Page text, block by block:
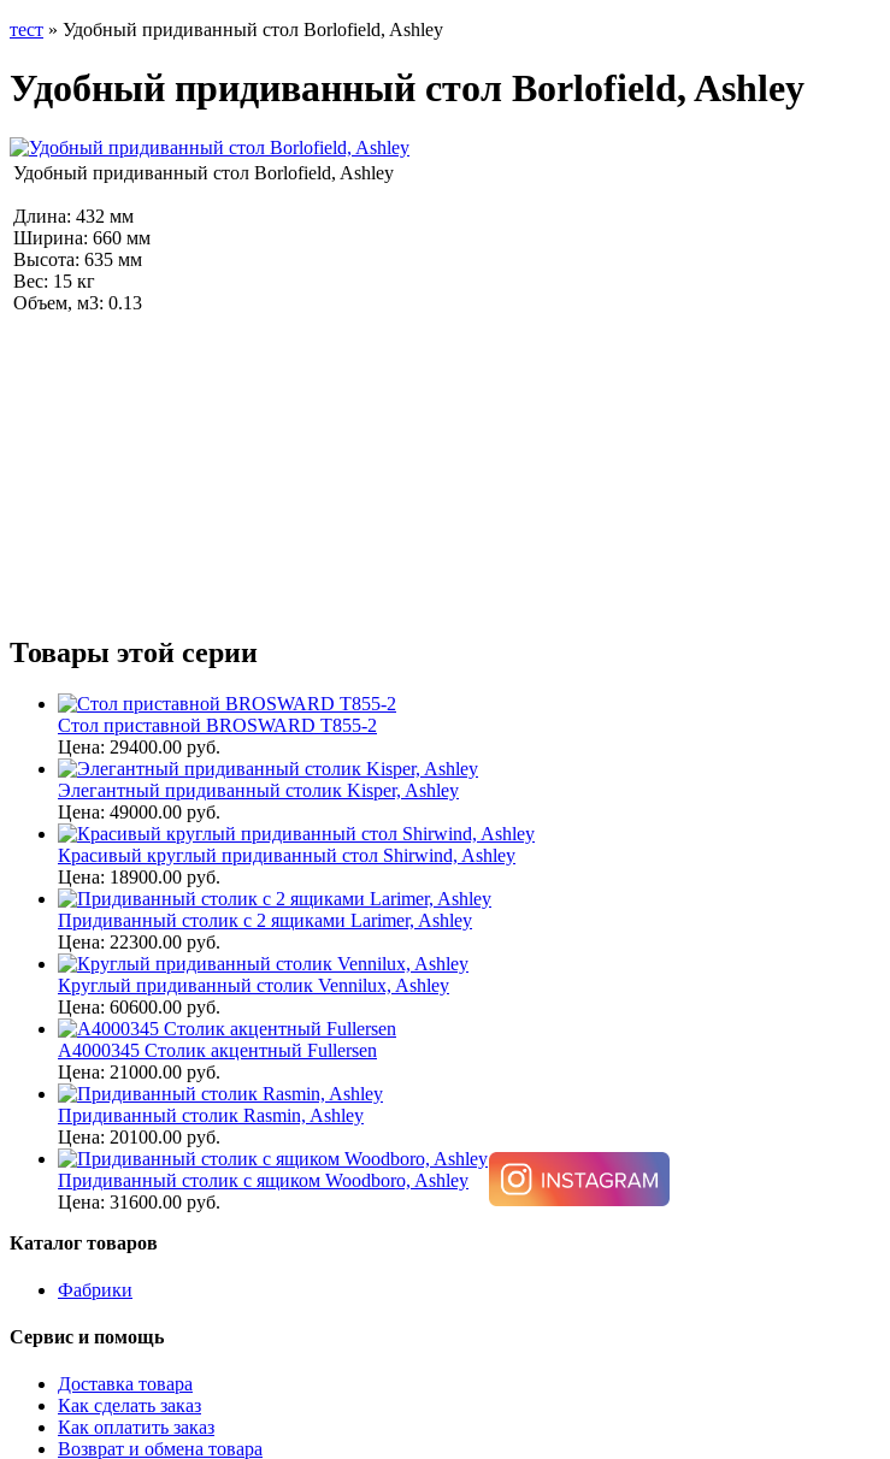
тест » Удобный придиванный стол Borlofield, Ashley
Удобный придиванный стол Borlofield, Ashley
Удобный придиванный стол Borlofield, Ashley
Длина: 432 мм
Ширина: 660 мм
Высота: 635 мм
Вес: 15 кг
Объем, м3: 0.13
Товары этой серии
Стол приставной BROSWARD T855-2
Цена: 29400.00 руб.
Элегантный придиванный столик Kisper, Ashley
Цена: 49000.00 руб.
Красивый круглый придиванный стол Shirwind, Ashley
Цена: 18900.00 руб.
Придиванный столик c 2 ящиками Larimer, Ashley
Цена: 22300.00 руб.
Круглый придиванный столик Vennilux, Ashley
Цена: 60600.00 руб.
A4000345 Столик акцентный Fullersen
Цена: 21000.00 руб.
Придиванный столик Rasmin, Ashley
Цена: 20100.00 руб.
Придиванный столик с ящиком Woodboro, Ashley
Цена: 31600.00 руб.
Каталог товаров
Фабрики
Сервис и помощь
Доставка товара
Как сделать заказ
Как оплатить заказ
Возврат и обмена товара